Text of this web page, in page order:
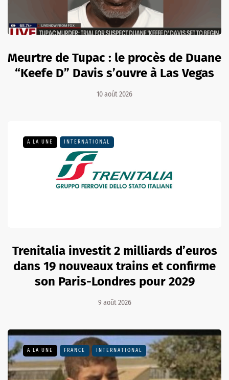
Meurtre de Tupac : le procès de Duane
“Keefe D” Davis s’ouvre à Las Vegas
10 août 2026
A LA UNE INTERNATIONAL
Trenitalia investit 2 milliards d’euros
dans 19 nouveaux trains et confirme
son Paris-Londres pour 2029
9 août 2026
A LA UNE FRANCE INTERNATIONAL